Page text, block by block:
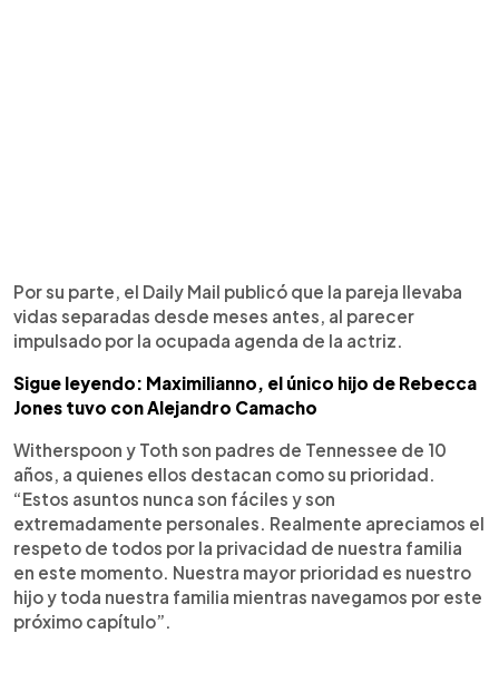
Por su parte, el Daily Mail publicó que la pareja llevaba
vidas separadas desde meses antes, al parecer
impulsado por la ocupada agenda de la actriz.
Sigue leyendo: Maximilianno, el único hijo de Rebecca
Jones tuvo con Alejandro Camacho
Witherspoon y Toth son padres de Tennessee de 10
años, a quienes ellos destacan como su prioridad.
“Estos asuntos nunca son fáciles y son
extremadamente personales. Realmente apreciamos el
respeto de todos por la privacidad de nuestra familia
en este momento. Nuestra mayor prioridad es nuestro
hijo y toda nuestra familia mientras navegamos por este
próximo capítulo”.